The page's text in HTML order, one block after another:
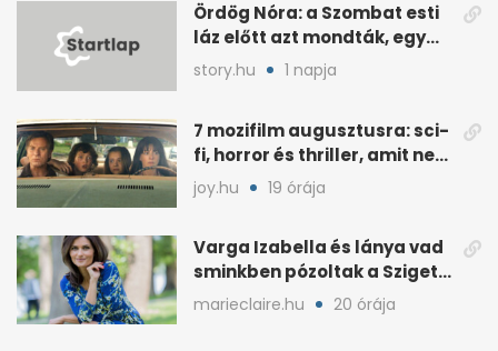
Ördög Nóra: a Szombat esti
láz előtt azt mondták, egy
hét alatt fogyjon
story.hu 1 napja
7 mozifilm augusztusra: sci-
fi, horror és thriller, amit nem
érdemes kihagyni
joy.hu 19 órája
Varga Izabella és lánya vad
sminkben pózoltak a Sziget
előtt
marieclaire.hu 20 órája